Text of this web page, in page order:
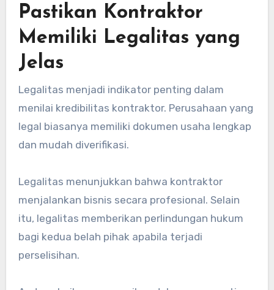
Pastikan Kontraktor
Memiliki Legalitas yang
Jelas
Legalitas menjadi indikator penting dalam
menilai kredibilitas kontraktor. Perusahaan yang
legal biasanya memiliki dokumen usaha lengkap
dan mudah diverifikasi.
Legalitas menunjukkan bahwa kontraktor
menjalankan bisnis secara profesional. Selain
itu, legalitas memberikan perlindungan hukum
bagi kedua belah pihak apabila terjadi
perselisihan.